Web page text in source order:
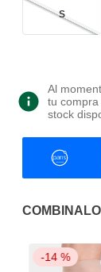
S
Al
tu
stock
-14 %